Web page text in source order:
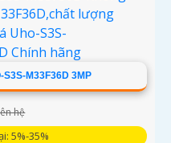
S3S-M33F36D 3MP
hệ
5%-35%